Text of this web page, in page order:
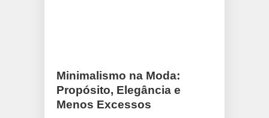
Minimalismo na Moda:
Propósito, Elegância e
Menos Excessos